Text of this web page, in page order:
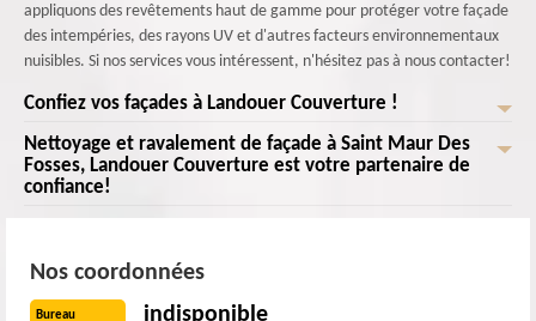
appliquons des revêtements haut de gamme pour protéger votre façade
des intempéries, des rayons UV et d'autres facteurs environnementaux
nuisibles. Si nos services vous intéressent, n'hésitez pas à nous contacter!
Confiez vos façades à Landouer Couverture !
Landouer Couverture le ravaleur de façade à Saint Maur Des Fosses est
prêt à vous offrir un service impeccable! Nous éliminons efficacement les
dommages structurels. Nous appliquons ensuite des revêtements de
haute qualité pour protéger votre façade contre les intempéries, les UV
Nettoyage et ravalement de façade à Saint Maur Des
Fosses, Landouer Couverture est votre partenaire de
confiance!
dès maintenant Landouer Couverture pour un service de nettoyage et de
Landouer Couverture pour le nettoyage et le ravalement de façade à
Nos coordonnées
Bureau indisponible